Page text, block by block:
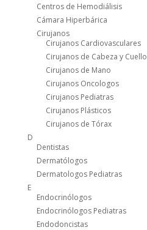
Centros de Hemodiálisis
Cámara Hiperbárica
Cirujanos
Cirujanos Cardiovasculares
Cirujanos de Cabeza y Cuello
Cirujanos de Mano
Cirujanos Oncologos
Cirujanos Pediatras
Cirujanos Plásticos
Cirujanos de Tórax
D
Dentistas
Dermatólogos
Dermatologos Pediatras
E
Endocrinólogos
Endocrinólogos Pediatras
Endodoncistas